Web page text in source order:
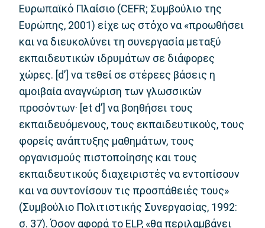
Ευρωπαϊκό Πλαίσιο (CEFR; Συμβούλιο της
Ευρώπης, 2001) είχε ως στόχο να «προωθήσει
και να διευκολύνει τη συνεργασία μεταξύ
εκπαιδευτικών ιδρυμάτων σε διάφορες
χώρες. [d’] να τεθεί σε στέρεες βάσεις η
αμοιβαία αναγνώριση των γλωσσικών
προσόντων· [et d’] να βοηθήσει τους
εκπαιδευόμενους, τους εκπαιδευτικούς, τους
φορείς ανάπτυξης μαθημάτων, τους
οργανισμούς πιστοποίησης και τους
εκπαιδευτικούς διαχειριστές να εντοπίσουν
και να συντονίσουν τις προσπάθειές τους»
(Συμβούλιο Πολιτιστικής Συνεργασίας, 1992:
σ. 37). Όσον αφορά το ELP, «θα περιλαμβάνει